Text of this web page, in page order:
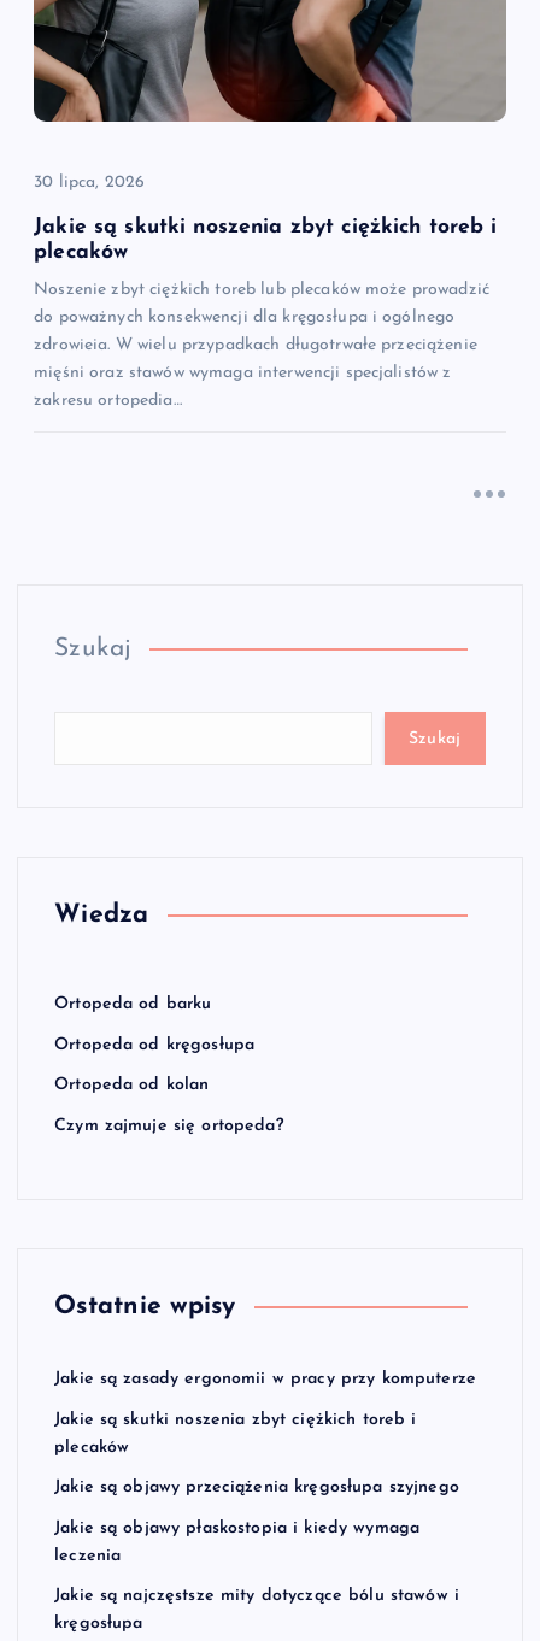
30 lipca, 2026
Jakie są skutki noszenia zbyt ciężkich toreb i
plecaków
Noszenie zbyt ciężkich toreb lub plecaków może prowadzić
do poważnych konsekwencji dla kręgosłupa i ogólnego
zdrowieia. W wielu przypadkach długotrwałe przeciążenie
mięśni oraz stawów wymaga interwencji specjalistów z
zakresu ortopedia…
Szukaj
Szukaj
Wiedza
Ortopeda od barku
Ortopeda od kręgosłupa
Ortopeda od kolan
Czym zajmuje się ortopeda?
Ostatnie wpisy
Jakie są zasady ergonomii w pracy przy komputerze
Jakie są skutki noszenia zbyt ciężkich toreb i
plecaków
Jakie są objawy przeciążenia kręgosłupa szyjnego
Jakie są objawy płaskostopia i kiedy wymaga
leczenia
Jakie są najczęstsze mity dotyczące bólu stawów i
kręgosłupa